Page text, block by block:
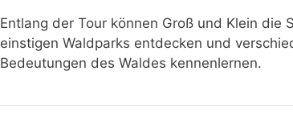
Entlang der Tour können Groß und Klein die
einstigen Waldparks entdecken und
Bedeutungen des Waldes kennenlernen.